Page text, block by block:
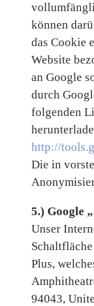
können
das Cookie
Website
an Google
durch
folgenden
http://
Die in
5.) Google
Unser
Plus,
94043,